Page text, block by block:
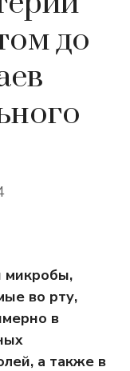
до
микробы,
во рту,
в
а также в